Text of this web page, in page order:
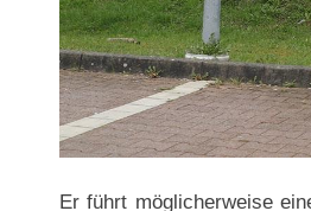
Er führt möglicherweise